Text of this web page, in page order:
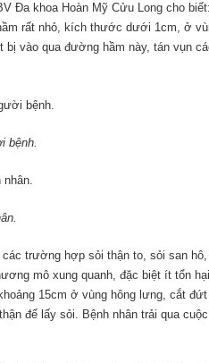
Đa khoa Hoàn Mỹ Cửu Long cho
rất nhỏ, kích thước dưới 1cm, ở
vào qua đường hầm này, tán vụn
bệnh.
trường hợp sỏi thận to, sỏi san
mô xung quanh, đặc biệt ít tổn
15cm ở vùng hông lưng, cắt
để lấy sỏi. Bệnh nhân trải qua